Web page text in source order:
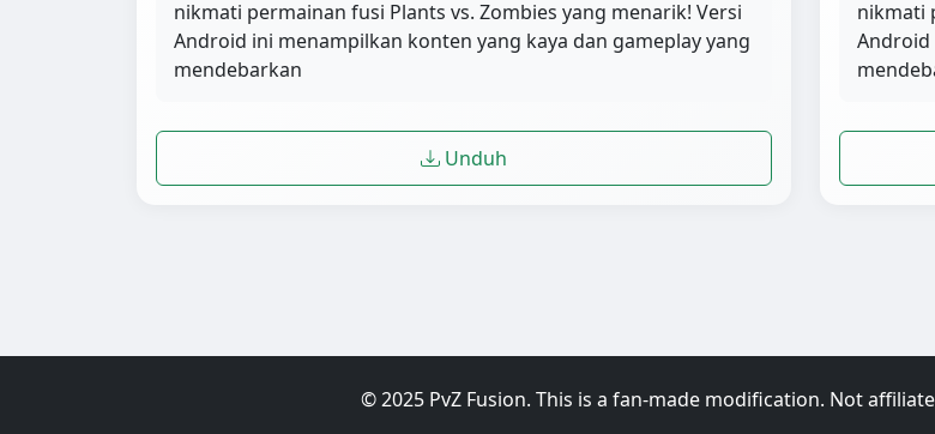
nikmati permainan fusi Plants vs. Zombies yang menarik! Versi
Android ini menampilkan konten yang kaya dan gameplay yang
mendebarkan
Unduh
nikmati
Android
© 2025 PvZ Fusion. This is a fan-made modification. Not